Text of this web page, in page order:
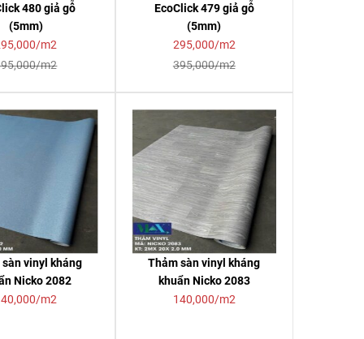
480 giả gỗ
(5mm)
m2
m2
EcoClick 479 giả gỗ
(5mm)
295,000/m2
395,000/m2
vinyl kháng
Nicko 2082
m2
Thảm sàn vinyl kháng
khuẩn Nicko 2083
140,000/m2